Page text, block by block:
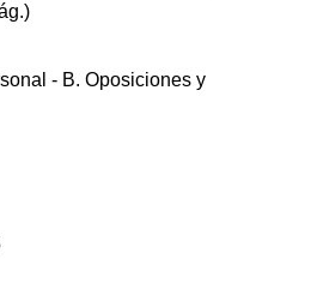
)
- B. Oposiciones y